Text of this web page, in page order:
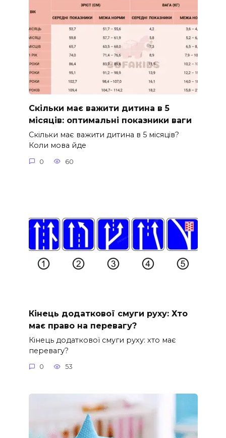
Скільки має важити дитина в 5
місяців: оптимальні показники ваги
Скільки має важити дитина в 5 місяців?
Коли мова йде
0 60
Кінець додаткової смуги руху: Хто
має право на перевагу?
Кінець додаткової смуги руху: хто має
перевагу?
0 53